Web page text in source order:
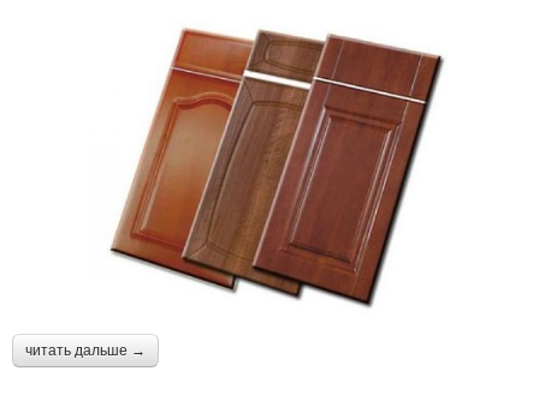
читать дальше →